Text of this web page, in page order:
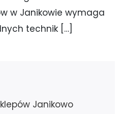
w Janikowie wymaga
technik […]
Janikowo